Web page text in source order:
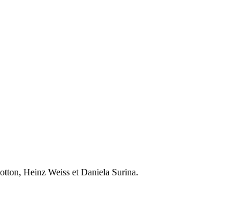
Heinz Weiss et Daniela Surina.